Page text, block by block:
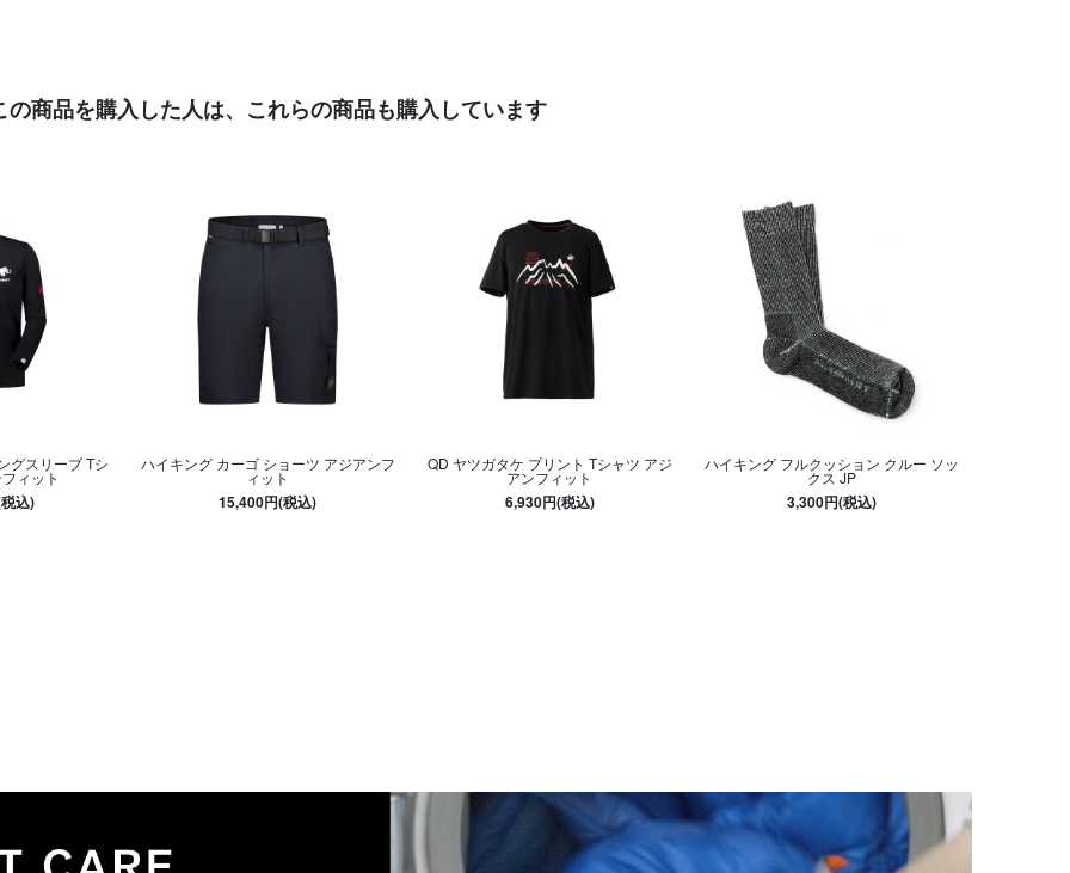
の商品を購入した人は、 これらの商品も購入しています
グスリーブ Tシ
ィット
込)
ハイキング カーゴ ショーツ アジアンフ
ィット
15,400円(税込)
QD ヤツガタケ プリント Tシャツ アジ
アンフィット
6,930円(税込)
ハイキング フルクッション クルー ソッ
クス JP
3,300円(税込)